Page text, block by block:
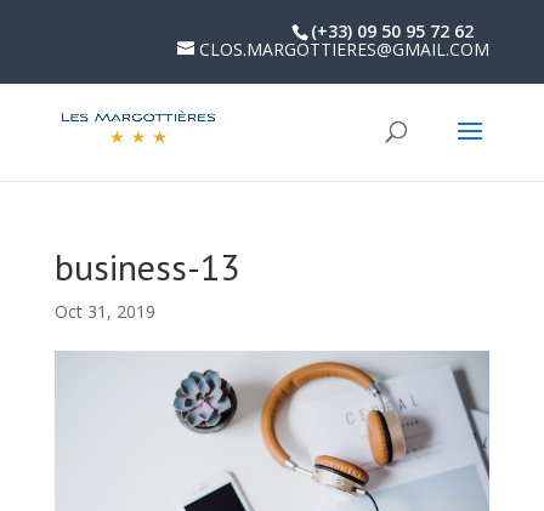
(+33) 09 50 95 72 62
CLOS.MARGOTTIERES@GMAIL.COM
business-13
Oct 31, 2019